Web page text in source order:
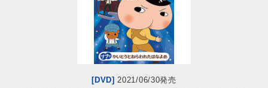
[DVD] 2021/06/30発売